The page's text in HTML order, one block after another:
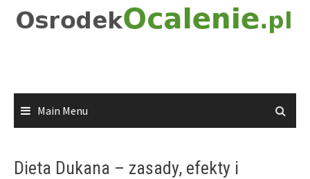
Main Menu
Dieta Dukana – zasady, efekty i